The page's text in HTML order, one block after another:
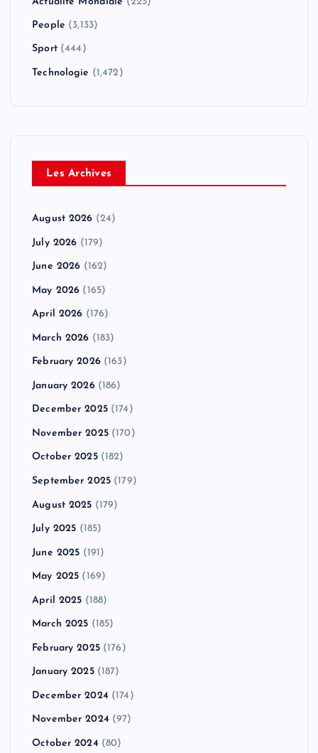
People (3,133)
Sport(444)
Technologie (1,472)
Les Archives
August 2026 (24)
July 2026 (179)
June 2026 (162)
May 2026 (165)
April 2026 (176)
March 2026 (183)
February 2026(163)
January 2026(186)
December 2025(174)
November 2025(170)
October 2025(182)
September 2025 (179)
August 2025 (179)
July 2025 (185)
June 2025 (191)
May 2025 (169)
April 2025 (188)
March 2025 (185)
February 2025(176)
January 2025(187)
December 2024 (174)
November 2024 (97)
October 2024 (80)